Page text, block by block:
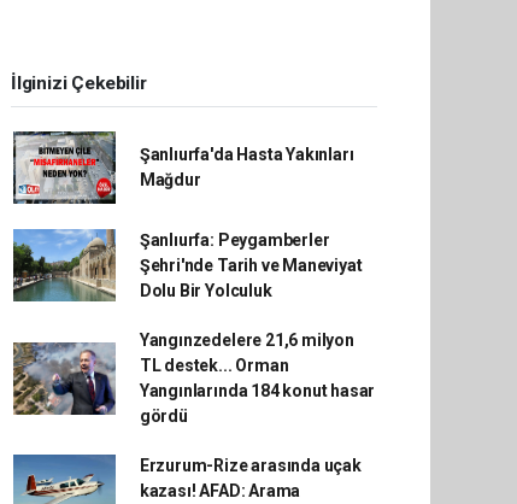
İlginizi Çekebilir
Şanlıurfa'da Hasta Yakınları
Mağdur
Şanlıurfa: Peygamberler
Şehri'nde Tarih ve Maneviyat
Dolu Bir Yolculuk
Yangınzedelere 21,6 milyon
TL destek... Orman
Yangınlarında 184 konut hasar
gördü
Erzurum-Rize arasında uçak
kazası! AFAD: Arama